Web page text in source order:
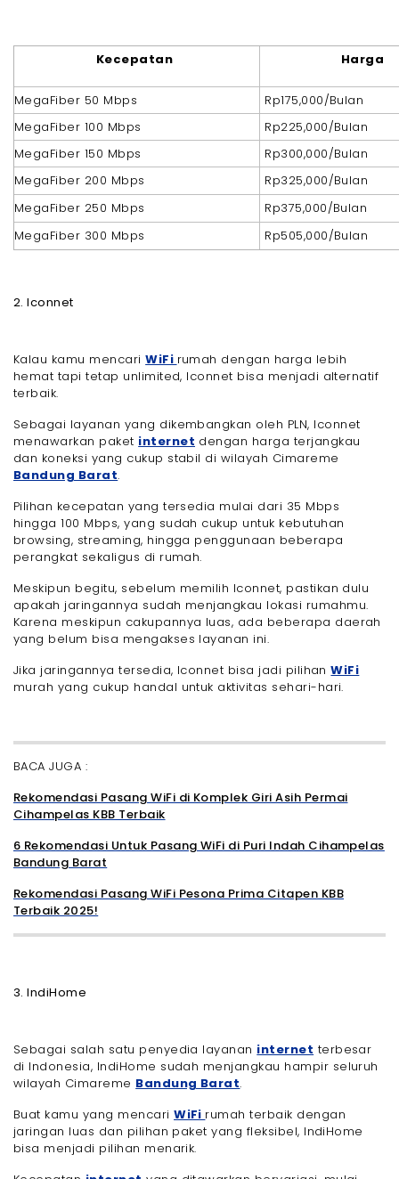
Kecepatan Harga
MegaFiber 50 Mbps
Rp175,000/Bulan
MegaFiber 100 Mbps
Rp225,000/Bulan
MegaFiber 150 Mbps
Rp300,000/Bulan
MegaFiber 200 Mbps
Rp325,000/Bulan
MegaFiber 250 Mbps
Rp375,000/Bulan
MegaFiber 300 Mbps
Rp505,000/Bulan
2. Iconnet
Kalau kamu mencariWiFi rumah dengan harga lebih
hemat tapi tetap unlimited, Iconnet bisa menjadi alternatif
terbaik.
Sebagai layanan yang dikembangkan oleh PLN, Iconnet
menawarkan paket internet dengan harga terjangkau
dan koneksi yang cukup stabil di wilayah Cimareme
Bandung Barat.
Pilihan kecepatan yang tersedia mulai dari 35 Mbps
hingga 100 Mbps, yang sudah cukup untuk kebutuhan
browsing, streaming, hingga penggunaan beberapa
perangkat sekaligus di rumah.
Meskipun begitu, sebelum memilih Iconnet, pastikan dulu
apakah jaringannya sudah menjangkau lokasi rumahmu.
Karena meskipun cakupannya luas, ada beberapa daerah
yang belum bisa mengakses layanan ini.
Jika jaringannya tersedia, Iconnet bisa jadi pilihanWiFi
murah yang cukup handal untuk aktivitas sehari-hari.
BACA JUGA :
Rekomendasi Pasang WiFi di Komplek Giri Asih Permai
Cihampelas KBB Terbaik
6 Rekomendasi Untuk Pasang WiFi di Puri Indah Cihampelas
Bandung Barat
Rekomendasi Pasang WiFi Pesona Prima Citapen KBB
Terbaik 2025!
3. IndiHome
Sebagai salah satu penyedia layanan internet terbesar
di Indonesia, IndiHome sudah menjangkau hampir seluruh
wilayah Cimareme Bandung Barat.
Buat kamu yang mencariWiFi rumah terbaik dengan
jaringan luas dan pilihan paket yang fleksibel, IndiHome
bisa menjadi pilihan menarik.